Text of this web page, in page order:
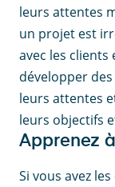
leurs attentes
un projet est
avec les
développer
leurs attentes
leurs objectifs
Apprenez
Si vous avez